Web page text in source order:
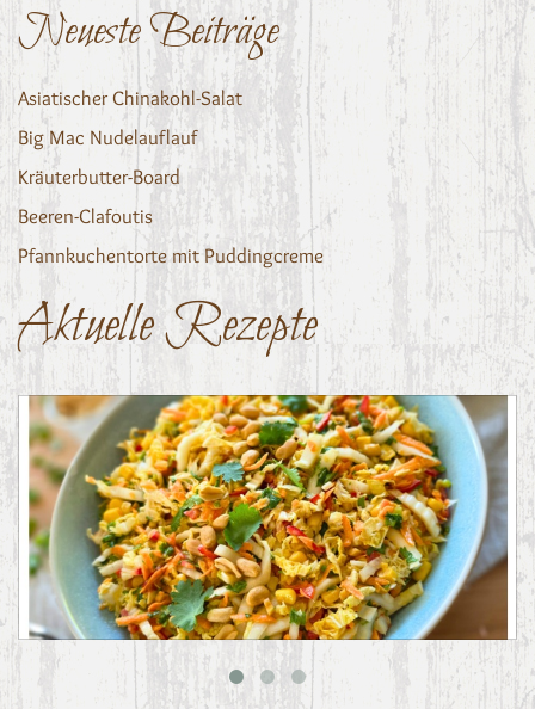
Neueste Beiträge
Asiatischer Chinakohl-Salat
Big Mac Nudelauflauf
Kräuterbutter-Board
Beeren-Clafoutis
Pfannkuchentorte mit Puddingcreme
Aktuelle Rezepte
Asiatischer Chinakohl-Salat